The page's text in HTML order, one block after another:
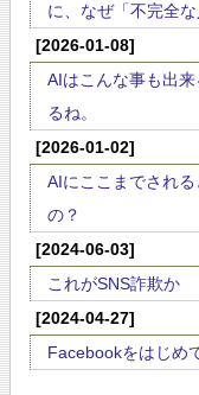
に、なぜ「不完全
[2026-01-08]
AIはこんな事も出
るね。
[2026-01-02]
AIにここまでされ
の？
[2024-06-03]
これがSNS詐欺か
[2024-04-27]
Facebookをはじめ